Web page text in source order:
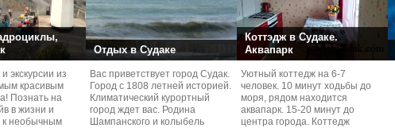
экскурcии из
красивым
Познать на
в жизни и
к необычным
Отдых в Судаке
Вас приветствует город Судак.
Город с 1808 летней историей.
Климатический курортный
город ждет вас. Родина
Шампанского и колыбель
Коттэдж в Судаке.
Аквапарк
Уютный коттедж на 6-7
человек. 10 минут ходьбы до
моря, рядом находится
аквапарк. 15-20 минут до
центра города. Коттедж